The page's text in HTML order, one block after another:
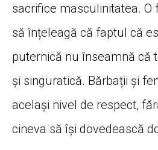
sacrifice masculinitatea. O
să înțeleagă că faptul că
puternică nu înseamnă că
și singuratică. Bărbații și
același nivel de respect,
cineva să își dovedească